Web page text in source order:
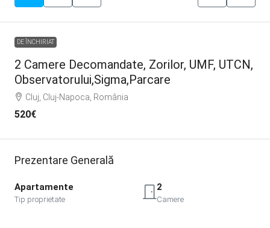
DE ÎNCHIRIAT
2 Camere Decomandate, Zorilor, UMF, UTCN,
Observatorului,Sigma,Parcare
Cluj, Cluj-Napoca, România
520€
Prezentare Generală
Apartamente
Tip proprietate
2
Camere